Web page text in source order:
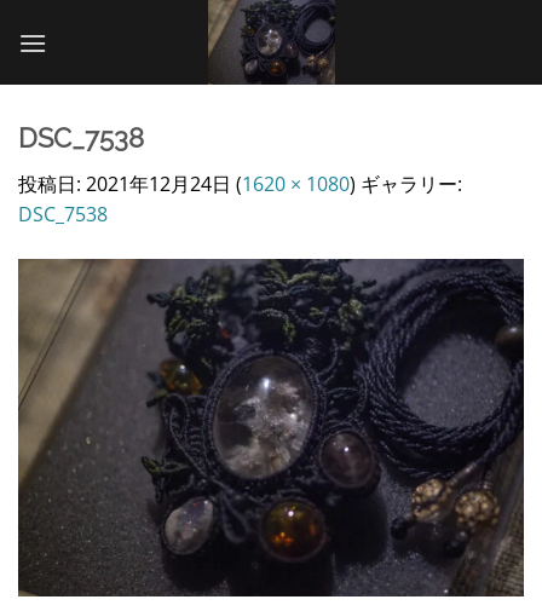
DSC_7538
投稿日: 2021年12月24日 (1620 × 1080) ギャラリー:
DSC_7538